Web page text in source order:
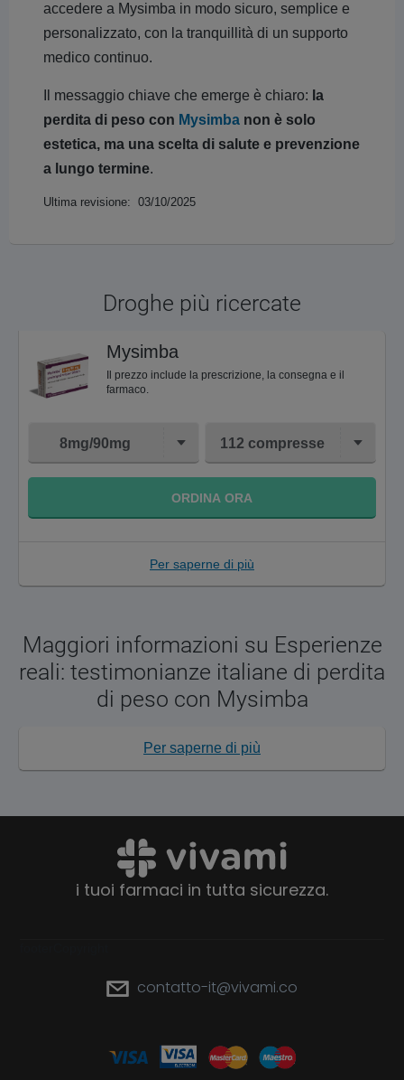
accedere a Mysimba in modo sicuro, semplice e
personalizzato, con la tranquillità di un supporto
medico continuo.
Il messaggio chiave che emerge è chiaro: la
perdita di peso con Mysimba non è solo
estetica, ma una scelta di salute e prevenzione
a lungo termine.
Ultima revisione: 03/10/2025
Droghe più ricercate
Mysimba
Il prezzo include la prescrizione, la consegna e il
farmaco.
8mg/90mg 112 compresse
ORDINA ORA
Per saperne di più
Maggiori informazioni su Esperienze
reali: testimonianze italiane di perdita
di peso con Mysimba
Per saperne di più
i tuoi farmaci in tutta sicurezza.
contatto-it@vivami.co